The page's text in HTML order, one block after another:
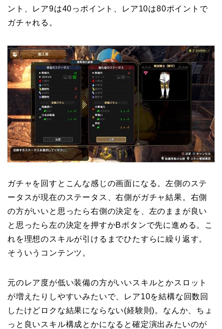
ント、レア9は40っポイント、レア10は80ポイントで
ガチャれる。
ガチャを回すとこんな感じの画面になる。左側のステ
ータスが現在のステータス、右側がガチャ結果。右側
の方がいいと思ったら右側の決定を、左のままが良い
と思ったら左の決定を押すかBボタンで先に進める。こ
れを理想のスキルが引けるまでひたすらに繰り返す。
そういうコンテンツ。
元のレア度が低い装備の方がいいスキルとかスロット
が増えたりしやすいみたいで、レア10を結構な回数回
したけどロクな結果にならない(経験則)。なんか、ちょ
っと良いスキル構成とかになると確定演出みたいのが